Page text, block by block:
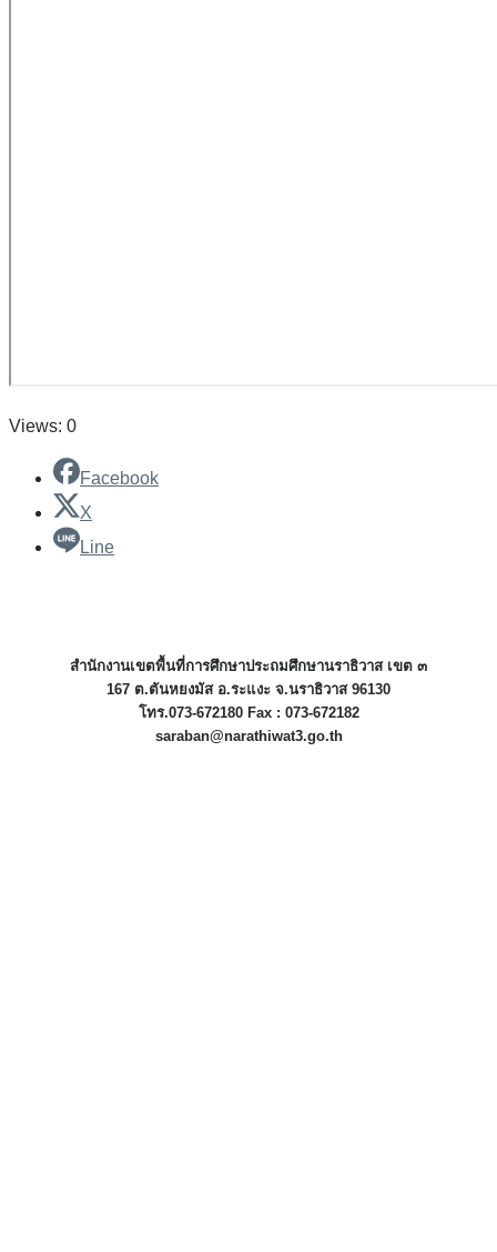
Views: 0
Facebook
X
Line
สำนักงานเขตพื้นที่การศึกษาประถมศึกษานราธิวาส เขต ๓
167 ต.ตันหยงมัส อ.ระแงะ จ.นราธิวาส 96130
โทร.073-672180 Fax : 073-672182
saraban@narathiwat3.go.th